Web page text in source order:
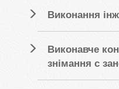
Виконання
Виконавче
знімання с